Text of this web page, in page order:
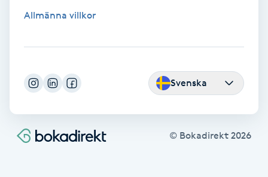
Hårförlängning
Hälsa
Allmänna villkor
Svenska
© Bokadirekt 2026